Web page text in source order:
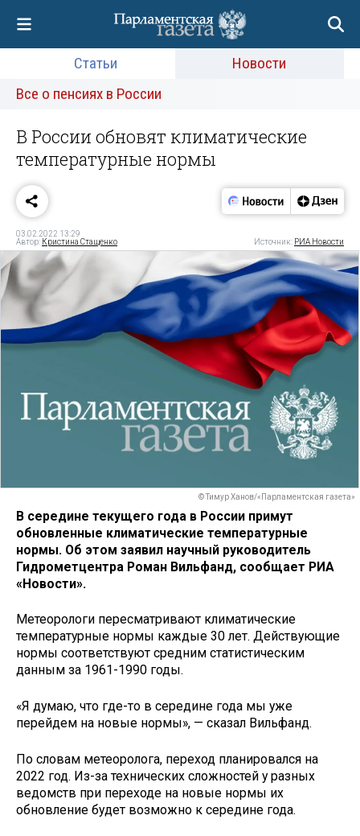
Статьи
Новости
Все о пенсиях в России
В России обновят климатические
температурные нормы
03.02.2022 13:29
Автор: Кристина Стащенко Источник: РИА Новости
© Тимур Ханов/«Парламентская газета»
В середине текущего года в России примут
обновленные климатические температурные
нормы. Об этом заявил научный руководитель
Гидрометцентра Роман Вильфанд, сообщает РИА
«Новости».
Метеорологи пересматривают климатические
температурные нормы каждые 30 лет. Действующие
нормы соответствуют средним статистическим
данным за 1961-1990 годы.
«Я думаю, что где-то в середине года мы уже
перейдем на новые нормы», — сказал Вильфанд.
По словам метеоролога, переход планировался на
2022 год. Из-за технических сложностей у разных
ведомств при переходе на новые нормы их
обновление будет возможно к середине года.